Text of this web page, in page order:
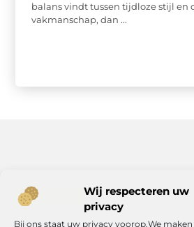
Wij respecteren uw
privacy
Bij ons staat uw privacy voorop.We
balans vindt tussen tijdloze stijl en
vakmanschap, dan ...